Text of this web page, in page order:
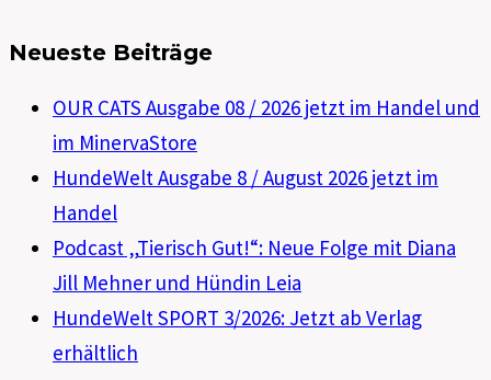
Neueste Beiträge
OUR CATS Ausgabe 08 / 2026 jetzt im Handel und
im MinervaStore
HundeWelt Ausgabe 8 / August 2026 jetzt im
Handel
Podcast „Tierisch Gut!“: Neue Folge mit Diana
Jill Mehner und Hündin Leia
HundeWelt SPORT 3/2026: Jetzt ab Verlag
erhältlich